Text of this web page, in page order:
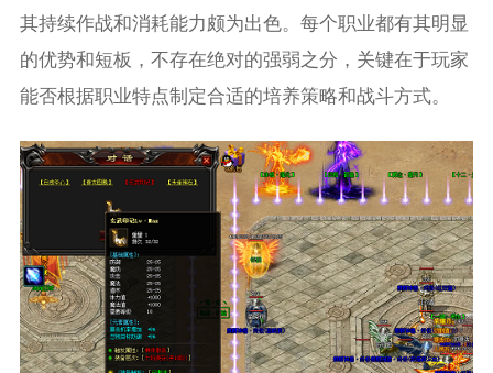
其持续作战和消耗能力颇为出色。每个职业都有其明显
的优势和短板，不存在绝对的强弱之分，关键在于玩家
能否根据职业特点制定合适的培养策略和战斗方式。